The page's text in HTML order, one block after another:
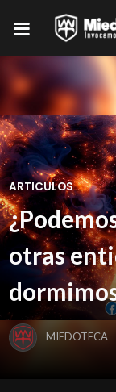
ARTICULOS
otras
MIEDOTECA